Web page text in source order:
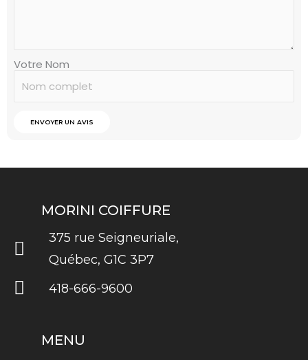
Votre Nom
ENVOYER UN AVIS
MORINI COIFFURE
375 rue Seigneuriale,
Québec, G1C 3P7
418-666-9600
MENU